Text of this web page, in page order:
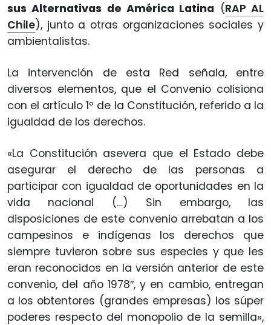
sus Alternativas de América Latina (RAP AL
Chile), junto a otras organizaciones sociales y
ambientalistas.
La intervención de esta Red señala, entre
diversos elementos, que el Convenio colisiona
con el artículo 1º de la Constitución, referido a la
igualdad de los derechos.
«La Constitución asevera que el Estado debe
asegurar el derecho de las personas a
participar con igualdad de oportunidades en la
vida nacional (…) Sin embargo, las
disposiciones de este convenio arrebatan a los
campesinos e indígenas los derechos que
siempre tuvieron sobre sus especies y que les
eran reconocidos en la versión anterior de este
convenio, del año 1978″, y en cambio, entregan
a los obtentores (grandes empresas) los súper
poderes respecto del monopolio de la semilla»,